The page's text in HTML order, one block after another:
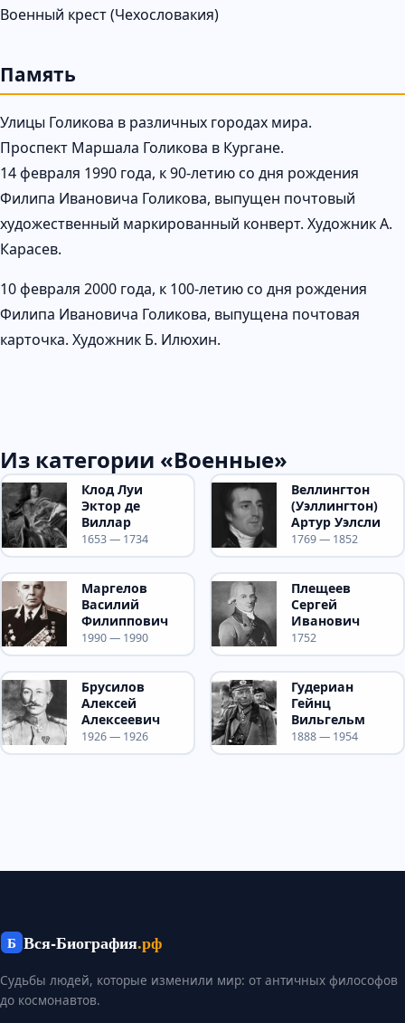
Военный крест (Чехословакия)
Память
Улицы Голикова в различных городах мира.
Проспект Маршала Голикова в Кургане.
14 февраля 1990 года, к 90-летию со дня рождения
Филипа Ивановича Голикова, выпущен почтовый
художественный маркированный конверт. Художник А.
Карасев.
10 февраля 2000 года, к 100-летию со дня рождения
Филипа Ивановича Голикова, выпущена почтовая
карточка. Художник Б. Илюхин.
Из категории «Военные»
Клод Луи
Эктор де
Виллар
1653 — 1734
Веллингтон
(Уэллингтон)
Артур Уэлсли
1769 — 1852
Маргелов
Василий
Филиппович
1990 — 1990
Плещеев
Сергей
Иванович
1752
Брусилов
Алексей
Алексеевич
1926 — 1926
Гудериан
Гейнц
Вильгельм
1888 — 1954
Б Вся-Биография.рф
Судьбы людей, которые изменили мир: от античных философов
до космонавтов.